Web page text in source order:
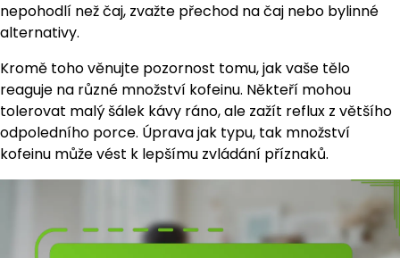
nepohodlí než čaj, zvažte přechod na čaj nebo bylinné
alternativy.
Kromě toho věnujte pozornost tomu, jak vaše tělo
reaguje na různé množství kofeinu. Někteří mohou
tolerovat malý šálek kávy ráno, ale zažít reflux z většího
odpoledního porce. Úprava jak typu, tak množství
kofeinu může vést k lepšímu zvládání příznaků.